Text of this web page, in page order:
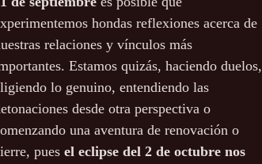
hondas reflexiones acerca de
relaciones y vínculos más
Estamos quizás, haciendo duelos,
lo genuino, entendiendo las
desde otra perspectiva o
una aventura de renovación o
pues el eclipse del 2 de octubre nos